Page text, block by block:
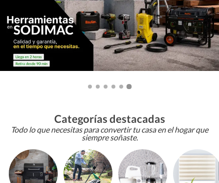
Categorías destacadas
Todo lo que necesitas para convertir tu casa en el hogar que
siempre soñaste.